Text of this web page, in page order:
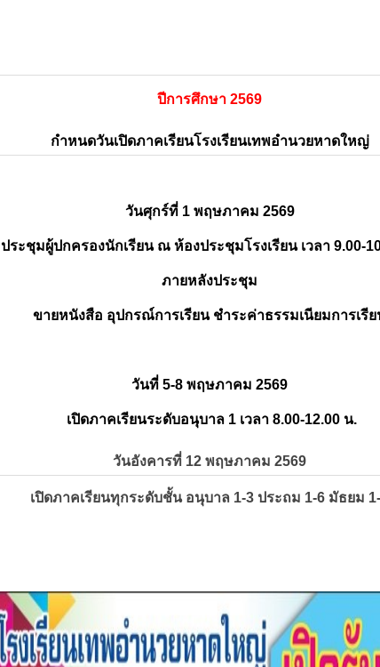
ปีการศึกษา 2569
กำหนดวันเปิดภาคเรียนโรงเรียนเทพอำนวยหาดใหญ่
วันศุกร์ที่ 1 พฤษภาคม 2569
ประชุมผู้ปกครองนักเรียน ณ ห้องประชุมโรงเรียน เวลา 9.00-
ภายหลังประชุม
ขายหนังสือ อุปกรณ์การเรียน ชำระค่าธรรมเนียมการเรี
วันที่ 5-8 พฤษภาคม 2569
เปิดภาคเรียนระดับอนุบาล 1 เวลา 8.00-12.00 น.
วันอังคารที่ 12 พฤษภาคม 2569
เปิดภาคเรียนทุกระดับชั้น อนุบาล 1-3 ประถม 1-6 มัธยม